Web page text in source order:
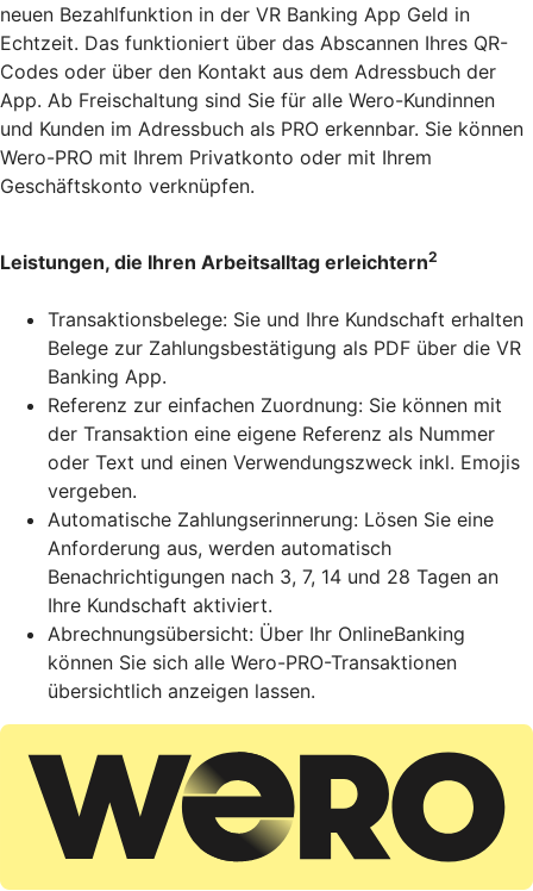
neuen Bezahlfunktion in der VR Banking App Geld in
Echtzeit. Das funktioniert über das Abscannen Ihres QR-
Codes oder über den Kontakt aus dem Adressbuch der
App. Ab Freischaltung sind Sie für alle Wero-Kundinnen
und Kunden im Adressbuch als PRO erkennbar. Sie können
Wero-PRO mit Ihrem Privatkonto oder mit Ihrem
Geschäftskonto verknüpfen.
Leistungen, die Ihren Arbeitsalltag erleichtern2
Transaktionsbelege: Sie und Ihre Kundschaft erhalten
Belege zur Zahlungsbestätigung als PDF über die VR
Banking App.
Referenz zur einfachen Zuordnung: Sie können mit
der Transaktion eine eigene Referenz als Nummer
oder Text und einen Verwendungszweck inkl. Emojis
vergeben.
Automatische Zahlungserinnerung: Lösen Sie eine
Anforderung aus, werden automatisch
Benachrichtigungen nach 3, 7, 14 und 28 Tagen an
Ihre Kundschaft aktiviert.
Abrechnungsübersicht: Über Ihr OnlineBanking
können Sie sich alle Wero-PRO-Transaktionen
übersichtlich anzeigen lassen.